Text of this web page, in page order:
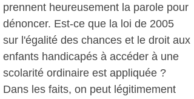
prennent heureusement la parole pour
dénoncer. Est-ce que la loi de 2005
sur l'égalité des chances et le droit aux
enfants handicapés à accéder à une
scolarité ordinaire est appliquée ?
Dans les faits, on peut légitimement